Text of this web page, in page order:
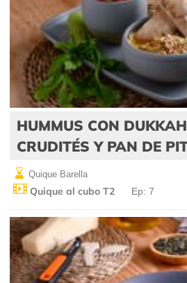
HUMMUS CON
CRUDITÉS Y PAN DE
Quique Barella
Quique al cubo T2 Ep: 7